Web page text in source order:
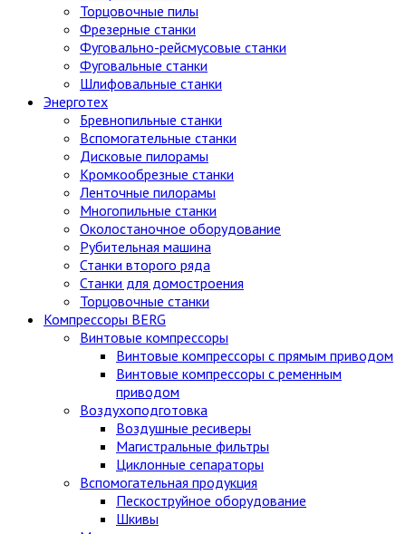
Торцовочные пилы
Фрезерные станки
Фуговально-рейсмусовые станки
Фуговальные станки
Шлифовальные станки
Энерготех
Бревнопильные станки
Вспомогательные станки
Дисковые пилорамы
Кромкообрезные станки
Ленточные пилорамы
Многопильные станки
Околостаночное оборудование
Рубительная машина
Станки второго ряда
Станки для домостроения
Торцовочные станки
Компрессоры BERG
Винтовые компрессоры
Винтовые компрессоры с прямым приводом
Винтовые компрессоры с ременным
приводом
Воздухоподготовка
Воздушные ресиверы
Магистральные фильтры
Циклонные сепараторы
Вспомогательная продукция
Пескоструйное оборудование
Шкивы